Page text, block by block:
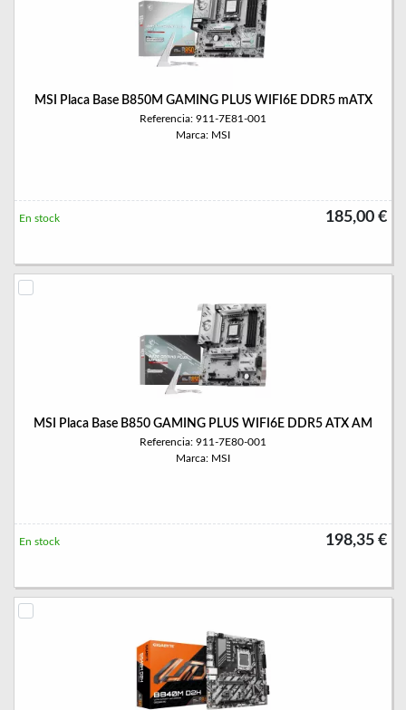
MSI Placa Base B850M GAMING PLUS WIFI6E DDR5 mATX
Referencia: 911-7E81-001
Marca: MSI
185,00 €
En stock
MSI Placa Base B850 GAMING PLUS WIFI6E DDR5 ATX AM
Referencia: 911-7E80-001
Marca: MSI
198,35 €
En stock